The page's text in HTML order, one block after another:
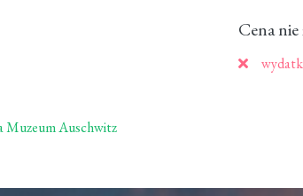
Muzeum Auschwitz
Cena